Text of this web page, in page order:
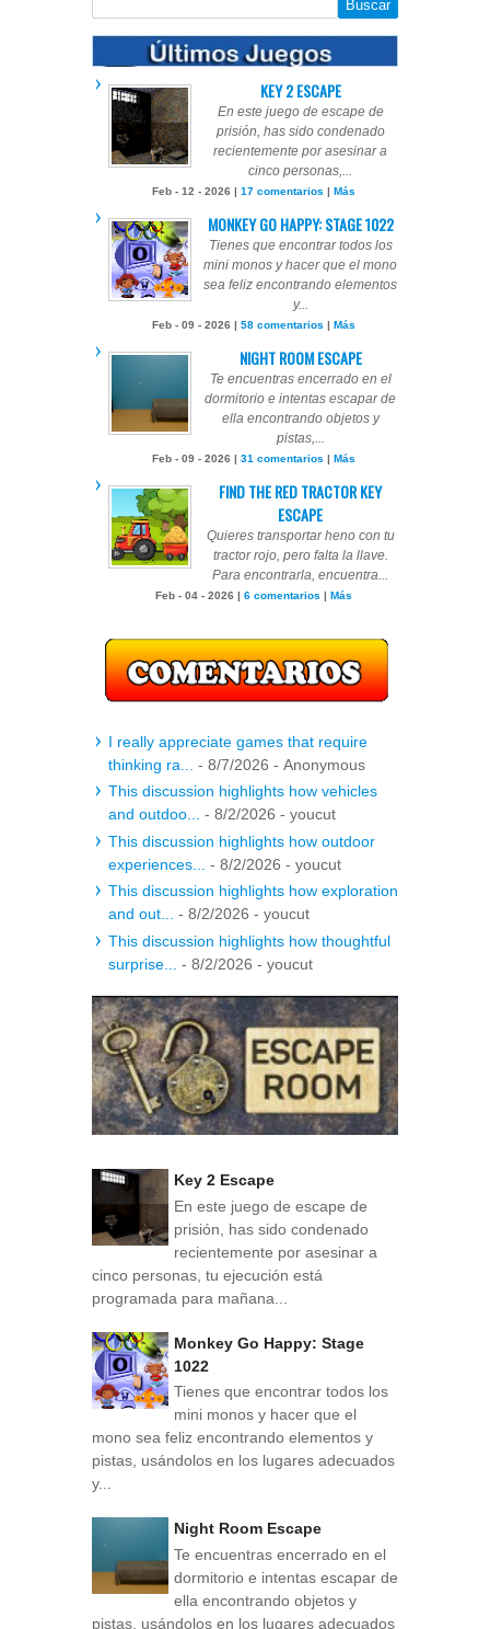
KEY 2 ESCAPE
En este juego de escape de
prisión, has sido condenado
recientemente por asesinar a
cinco personas,...
Feb - 12 - 2026 | 17 comentarios | Más
MONKEY GO HAPPY: STAGE 1022
Tienes que encontrar todos los
mini monos y hacer que el mono
sea feliz encontrando elementos
y...
Feb - 09 - 2026 | 58 comentarios | Más
NIGHT ROOM ESCAPE
Te encuentras encerrado en el
dormitorio e intentas escapar de
ella encontrando objetos y
pistas,...
Feb - 09 - 2026 | 31 comentarios | Más
FIND THE RED TRACTOR KEY
ESCAPE
Quieres transportar heno con tu
tractor rojo, pero falta la llave.
Para encontrarla, encuentra...
Feb - 04 - 2026 | 6 comentarios | Más
I really appreciate games that require
thinking ra...
- 8/7/2026 - Anonymous
This discussion highlights how vehicles
and outdoo...
- 8/2/2026 - youcut
This discussion highlights how outdoor
experiences...
- 8/2/2026 - youcut
This discussion highlights how exploration
and out...
- 8/2/2026 - youcut
This discussion highlights how thoughtful
surprise...
- 8/2/2026 - youcut
Key 2 Escape
En este juego de escape de
prisión, has sido condenado
recientemente por asesinar a
cinco personas, tu ejecución está
programada para mañana...
Monkey Go Happy: Stage
1022
Tienes que encontrar todos los
mini monos y hacer que el
mono sea feliz encontrando elementos y
pistas, usándolos en los lugares adecuados
y...
Night Room Escape
Te encuentras encerrado en el
dormitorio e intentas escapar de
ella encontrando objetos y
pistas, usándolos en los lugares adecuados